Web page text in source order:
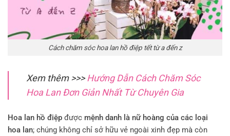
Cách chăm sóc hoa lan hồ điệp tết từ a đến z
Xem thêm >>>Hướng Dẫn Cách Chăm Sóc
Hoa Lan Đơn Giản Nhất Từ Chuyên Gia
Hoa lan hồ điệp được mệnh danh là nữ hoàng của các loại
hoa lan; chúng không chỉ sở hữu vẻ ngoài xinh đẹp mà còn